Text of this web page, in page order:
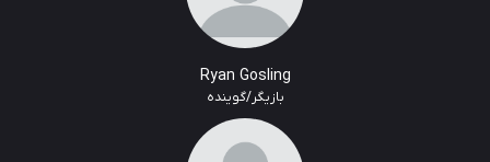
Ryan Gosling
بازیگر/گوینده